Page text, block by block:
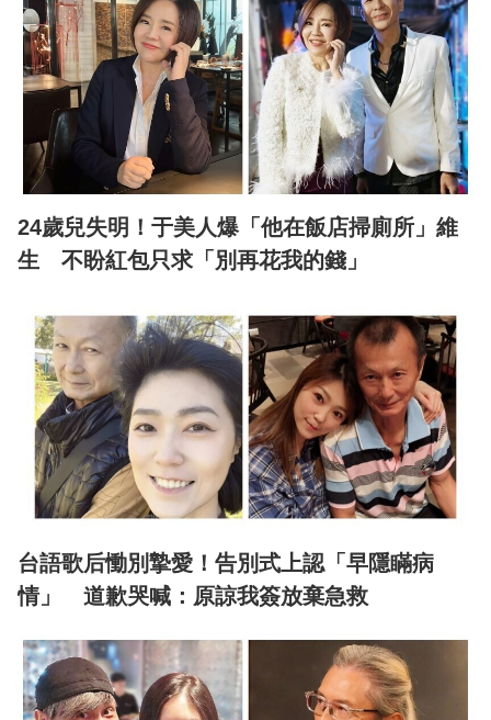
24歲兒失明！于美人爆「他在飯店掃廁所」維
生 不盼紅包只求「別再花我的錢」
台語歌后慟別摯愛！告別式上認「早隱瞞病
情」 道歉哭喊：原諒我簽放棄急救